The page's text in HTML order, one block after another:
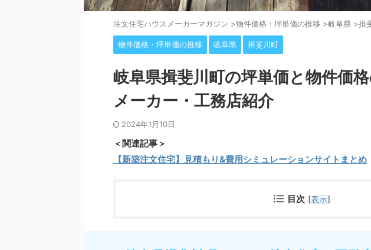
注⽂住宅ハウスメーカーマガジン >物件価格・坪単価の推移 >岐阜県 >揖
物件価格・坪単価の推移 岐阜県 揖斐川町
岐阜県揖斐川町の坪単価と物件価
メーカー・工務店紹介
2024年1月10日
＜関連記事＞
【新築注文住宅】見積もり&費用シミュレーションサイトまとめ
目次 [表示]